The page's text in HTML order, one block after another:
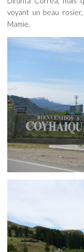
voyant un beau
Mamie.